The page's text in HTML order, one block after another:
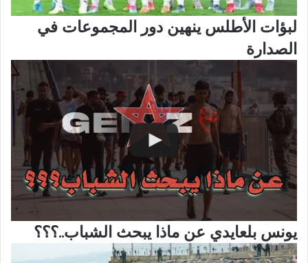
لبؤات الأطلس ينهين دور المجموعات في
الصدارة
يونس بلعايدي عن ماذا يبحث الشباب..؟؟؟